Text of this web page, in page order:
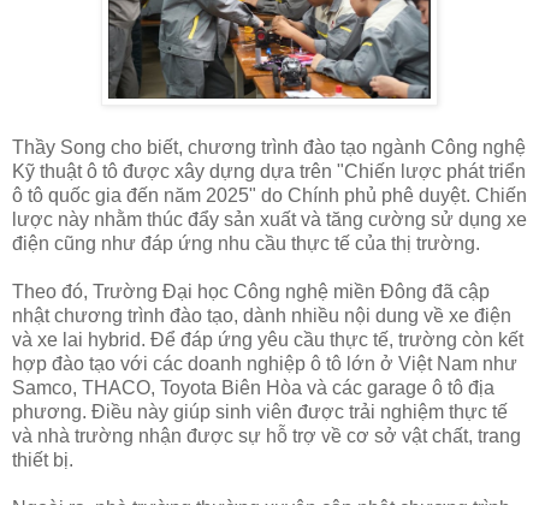
Thầy Song cho biết, chương trình đào tạo ngành Công nghệ
Kỹ thuật ô tô được xây dựng dựa trên "Chiến lược phát triển
ô tô quốc gia đến năm 2025" do Chính phủ phê duyệt. Chiến
lược này nhằm thúc đẩy sản xuất và tăng cường sử dụng xe
điện cũng như đáp ứng nhu cầu thực tế của thị trường.
Theo đó, Trường Đại học Công nghệ miền Đông đã cập
nhật chương trình đào tạo, dành nhiều nội dung về xe điện
và xe lai hybrid. Để đáp ứng yêu cầu thực tế, trường còn kết
hợp đào tạo với các doanh nghiệp ô tô lớn ở Việt Nam như
Samco, THACO, Toyota Biên Hòa và các garage ô tô địa
phương. Điều này giúp sinh viên được trải nghiệm thực tế
và nhà trường nhận được sự hỗ trợ về cơ sở vật chất, trang
thiết bị.